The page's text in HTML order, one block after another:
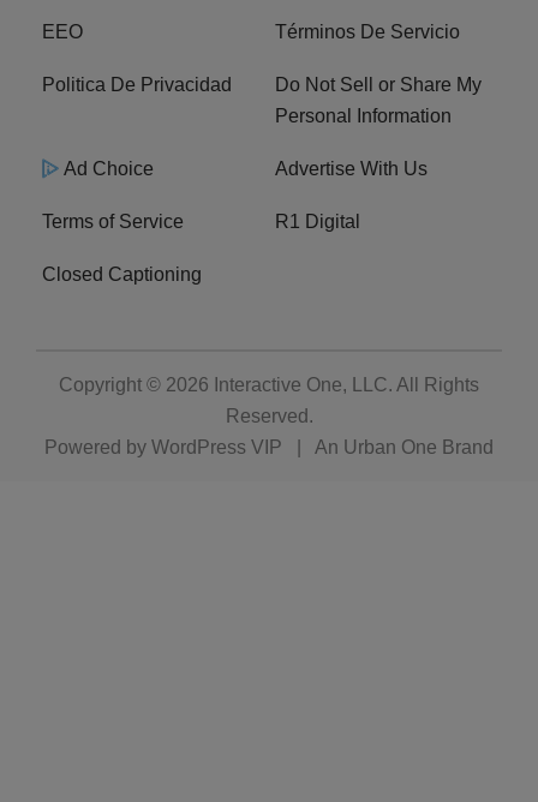
EEO Términos De Servicio
Politica De Privacidad
Do Not Sell or Share My
Personal Information
Ad Choice Advertise With Us
Terms of Service R1 Digital
Closed Captioning
Copyright © 2026 Interactive One, LLC. All Rights
Reserved.
Powered by WordPress VIP An Urban One Brand